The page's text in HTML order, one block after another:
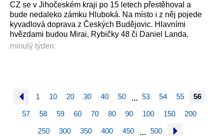
CZ se v Jihočeském kraji po 15 letech přestěhoval a
bude nedaleko zámku Hluboká. Na místo i z něj pojede
kyvadlová doprava z Českých Budějovic. Hlavními
hvězdami budou Mirai, Rybičky 48 či Daniel Landa.
minulý týden
1 10 20 30 40 50 … 53 54 55 56
57 58 59 60 70 80 90 100 150 200
250 300 350 400 450 … 500